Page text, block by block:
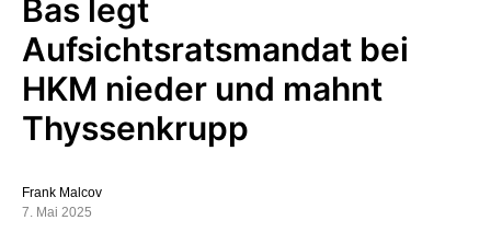
Bas legt
Aufsichtsratsmandat bei
HKM nieder und mahnt
Thyssenkrupp
Frank Malcov
7. Mai 2025